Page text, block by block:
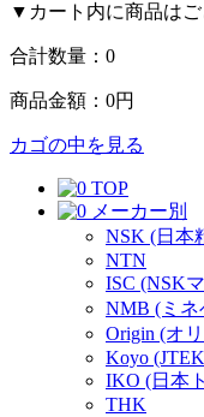
▼カート内に商品はご
合計数量： 0
商品金額： 0円
カゴの中を見る
TOP
メーカー別
NSK (日本
NTN
ISC (NSK
NMB (ミネ
Origin (オ
Koyo
IKO (日本
THK